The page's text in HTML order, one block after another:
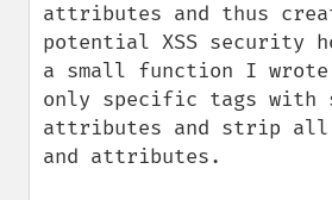
attributes and thus
potential XSS security
a small function I
only specific tags with
attributes and strip all
and attributes.